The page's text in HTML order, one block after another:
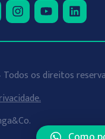
os direitos
.